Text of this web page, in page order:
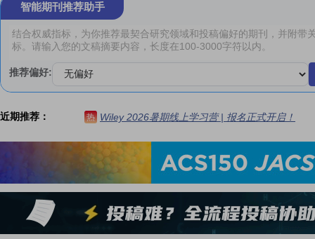
智能期刊推荐助手
推荐偏好:
近期推荐： 热 Wiley 2026暑期线上学习营 | 报名正式开启！